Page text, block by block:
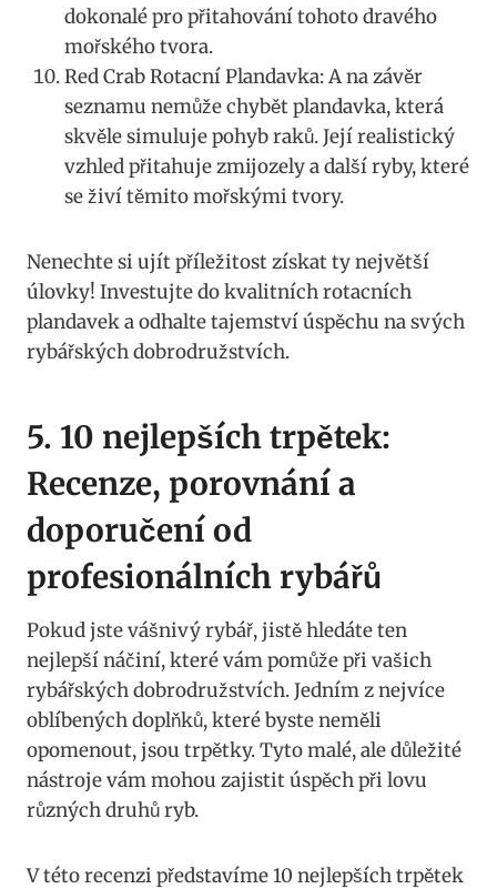
dokonalé ⁢pro ⁣přitahování tohoto dravého
mořského tvora.
Red Crab Rotacní Plandavka: A na závěr
seznamu nemůže chybět plandavka, která
skvěle⁢ simuluje‍ pohyb raků. Její⁤ realistický
vzhled přitahuje⁢ zmijozely a další ryby, které
‍se živí⁤ těmito ‍mořskými tvory.
Nenechte si ujít příležitost získat ty⁤ největší
úlovky! ‌Investujte do kvalitních rotacních
plandavek a ⁢odhalte ⁤tajemství úspěchu ⁢na svých
rybářských ⁣dobrodružstvích.
5. 10 nejlepších trpětek:
Recenze, ‌porovnání a
doporučení od
profesionálních rybářů
Pokud jste vášnivý rybář, jistě hledáte ten
nejlepší‌ náčiní, které vám pomůže při vašich
rybářských dobrodružstvích. Jedním z nejvíce
oblíbených doplňků,‍ které byste neměli
opomenout, jsou trpětky. Tyto malé, ⁤ale důležité
⁣nástroje vám mohou zajistit⁣ úspěch při lovu
různých druhů ryb.
V této recenzi představíme 10 nejlepších trpětek